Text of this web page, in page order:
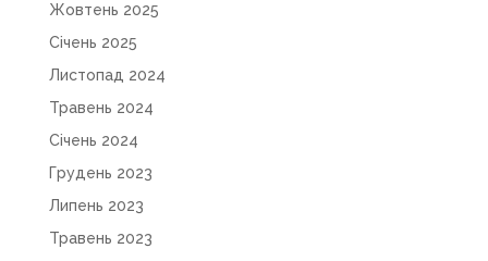
Жовтень 2025
Січень 2025
Листопад 2024
Травень 2024
Січень 2024
Грудень 2023
Липень 2023
Травень 2023